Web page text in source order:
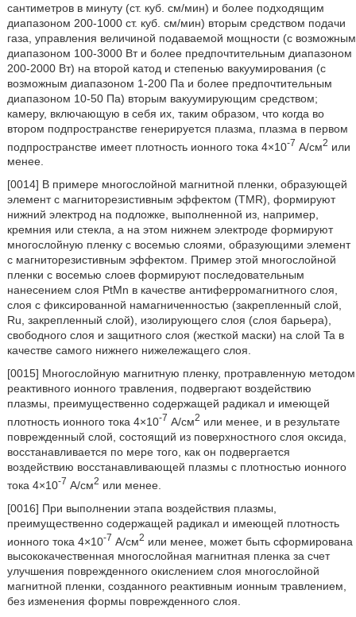
сантиметров в минуту (ст. куб. см/мин) и более подходящим
диапазоном 200-1000 ст. куб. см/мин) вторым средством подачи
газа, управления величиной подаваемой мощности (с возможным
диапазоном 100-3000 Вт и более предпочтительным диапазоном
200-2000 Вт) на второй катод и степенью вакуумирования (с
возможным диапазоном 1-200 Па и более предпочтительным
диапазоном 10-50 Па) вторым вакуумирующим средством;
камеру, включающую в себя их, таким образом, что когда во
втором подпространстве генерируется плазма, плазма в первом
подпространстве имеет плотность ионного тока 4×10-7 А/см2 или
менее.
[0014] В примере многослойной магнитной пленки, образующей
элемент с магниторезистивным эффектом (TMR), формируют
нижний электрод на подложке, выполненной из, например,
кремния или стекла, а на этом нижнем электроде формируют
многослойную пленку с восемью слоями, образующими элемент
с магниторезистивным эффектом. Пример этой многослойной
пленки с восемью слоев формируют последовательным
нанесением слоя PtMn в качестве антиферромагнитного слоя,
слоя с фиксированной намагниченностью (закрепленный слой,
Ru, закрепленный слой), изолирующего слоя (слоя барьера),
свободного слоя и защитного слоя (жесткой маски) на слой Ta в
качестве самого нижнего нижележащего слоя.
[0015] Многослойную магнитную пленку, протравленную методом
реактивного ионного травления, подвергают воздействию
плазмы, преимущественно содержащей радикал и имеющей
плотность ионного тока 4×10-7 А/см2 или менее, и в результате
поврежденный слой, состоящий из поверхностного слоя оксида,
восстанавливается по мере того, как он подвергается
воздействию восстанавливающей плазмы с плотностью ионного
тока 4×10-7 А/см2 или менее.
[0016] При выполнении этапа воздействия плазмы,
преимущественно содержащей радикал и имеющей плотность
ионного тока 4×10-7 А/см2 или менее, может быть сформирована
высококачественная многослойная магнитная пленка за счет
улучшения поврежденного окислением слоя многослойной
магнитной пленки, созданного реактивным ионным травлением,
без изменения формы поврежденного слоя.